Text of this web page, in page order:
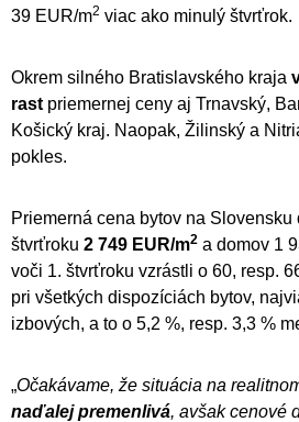
39 EUR/m2 viac ako minulý štvrťrok.
Okrem silného Bratislavského kraja
rast priemernej ceny aj Trnavský,
Košický kraj. Naopak, Žilinský a
pokles.
Priemerná cena bytov na
štvrťroku 2 749 EUR/m2 a domov 1
voči 1. štvrťroku vzrástli o 60, resp.
pri všetkých dispozíciách bytov,
izbových, a to o 5,2 %, resp. 3,3 %
„Očakávame, že situácia na
naďalej premenlivá, avšak cenové